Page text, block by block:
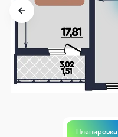
Планировка